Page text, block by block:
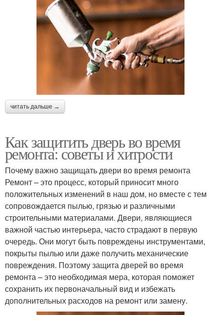
читать дальше →
Как защитить дверь во время
ремонта: советы и хитрости
Почему важно защищать двери во время ремонта
Ремонт – это процесс, который приносит много
положительных изменений в наш дом, но вместе с тем
сопровождается пылью, грязью и различными
строительными материалами. Двери, являющиеся
важной частью интерьера, часто страдают в первую
очередь. Они могут быть повреждены инструментами,
покрыты пылью или даже получить механические
повреждения. Поэтому защита дверей во время
ремонта – это необходимая мера, которая поможет
сохранить их первоначальный вид и избежать
дополнительных расходов на ремонт или замену.